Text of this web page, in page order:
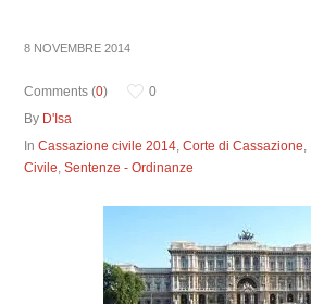
8 NOVEMBRE 2014
Comments (0)
0
By D'Isa
InCassazione civile 2014,Corte di Cassazione,
Civile,Sentenze - Ordinanze